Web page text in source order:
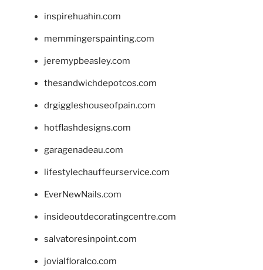
inspirehuahin.com
memmingerspainting.com
jeremypbeasley.com
thesandwichdepotcos.com
drgiggleshouseofpain.com
hotflashdesigns.com
garagenadeau.com
lifestylechauffeurservice.com
EverNewNails.com
insideoutdecoratingcentre.com
salvatoresinpoint.com
jovialfloralco.com